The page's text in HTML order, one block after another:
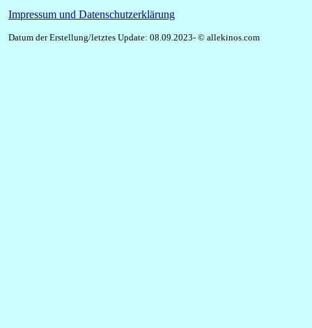
Impressum und Datenschutzerklärung
Datum der Erstellung/letztes Update: 08.09.2023- © allekinos.com